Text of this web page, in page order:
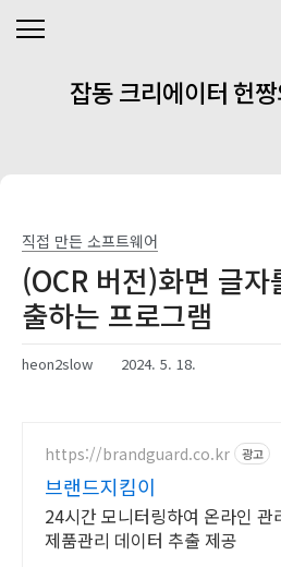
잡동 크리에이터 헌
직접 만든 소프트웨어
(OCR 버전)화면 글
출하는 프로그램
heon2slow 2024. 5. 18.
https://brandguard.co.kr 광고
브랜드지킴이
24시간 모니터링하여 온라인
제품관리 데이터 추출 제공